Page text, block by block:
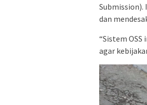
Submission).
dan
“Sistem
agar